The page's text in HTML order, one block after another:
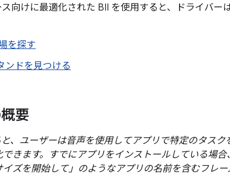
向けに最適化された BII を使用すると、ドライバー
を探す
ンドを見つける
要
、ユーザーは音声を使用してアプリで特定のタスク
きます。すでにアプリをインストールしている場
ズを開始して」のようなアプリの名前を含むフレ